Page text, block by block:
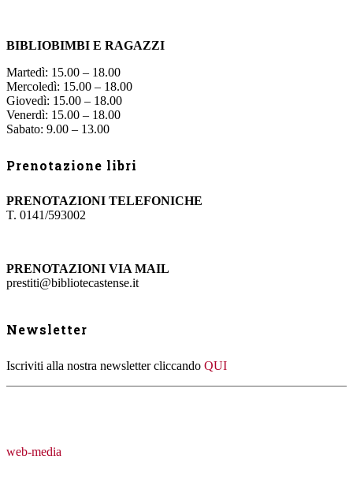
BIBLIOBIMBI E RAGAZZI
Martedì: 15.00 – 18.00
Mercoledì: 15.00 – 18.00
Giovedì: 15.00 – 18.00
Venerdì: 15.00 – 18.00
Sabato: 9.00 – 13.00
Prenotazione libri
PRENOTAZIONI TELEFONICHE
T. 0141/593002
PRENOTAZIONI VIA MAIL
prestiti@bibliotecastense.it
Newsletter
Iscriviti alla nostra newsletter cliccando QUI
web-media